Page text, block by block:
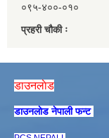
०९५-४००-०१०
प्रहरी चौकी ः
डाउनलाेड
डाउनलाेड नेपाली फन्ट